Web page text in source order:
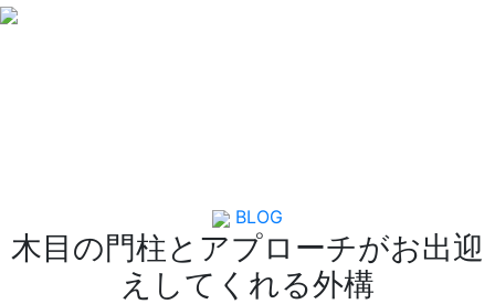
BLOG
木目の門柱とアプローチがお出迎
えしてくれる外構